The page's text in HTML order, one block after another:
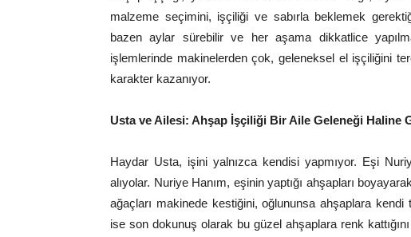
malzeme seçimini, işçiliği ve sabırla beklemek
bazen aylar sürebilir ve her aşama dikkatlice
işlemlerinde makinelerden çok, geleneksel el işçiliğini
karakter kazanıyor.
Usta ve Ailesi: Ahşap İşçiliği Bir Aile Geleneği Haline
Haydar Usta, işini yalnızca kendisi yapmıyor. Eşi
alıyolar. Nuriye Hanım, eşinin yaptığı ahşapları
ağaçları makinede kestiğini, oğlununsa ahşaplara kendi
ise son dokunuş olarak bu güzel ahşaplara renk